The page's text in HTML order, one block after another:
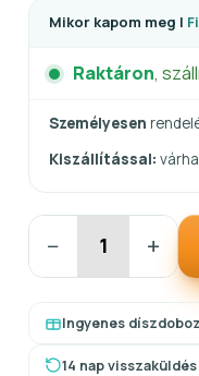
Mikor kapom meg |
Raktáron,
Személyesen
Kiszállítással:
− +
Ingyenes díszdoboz
14 nap visszaküldés